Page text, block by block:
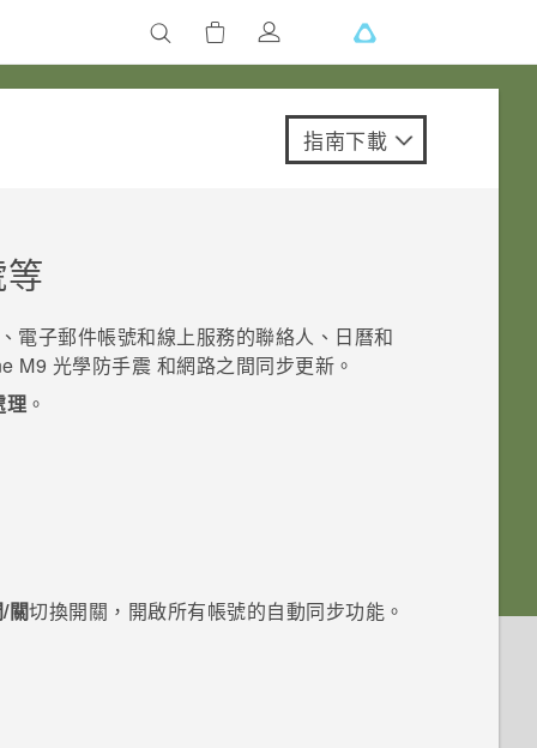
指南下載
電子郵件帳號和線上服務的聯絡人、日曆和
M9 光學防手震 和網路之間同步更新。
理 。
關切換開關，開啟所有帳號的自動同步功能。